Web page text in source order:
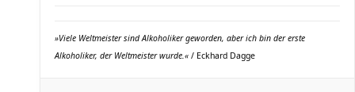
»Viele Weltmeister sind Alkoholiker geworden, aber ich bin der erste
Alkoholiker, der Weltmeister wurde.« / Eckhard Dagge